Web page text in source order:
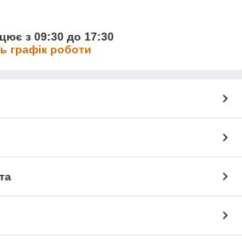
з 09:30 до 17:30
графік роботи